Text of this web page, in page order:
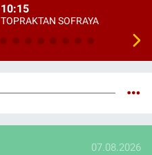
10:15
TOPRAKTAN SOFRAYA
07.08.2026